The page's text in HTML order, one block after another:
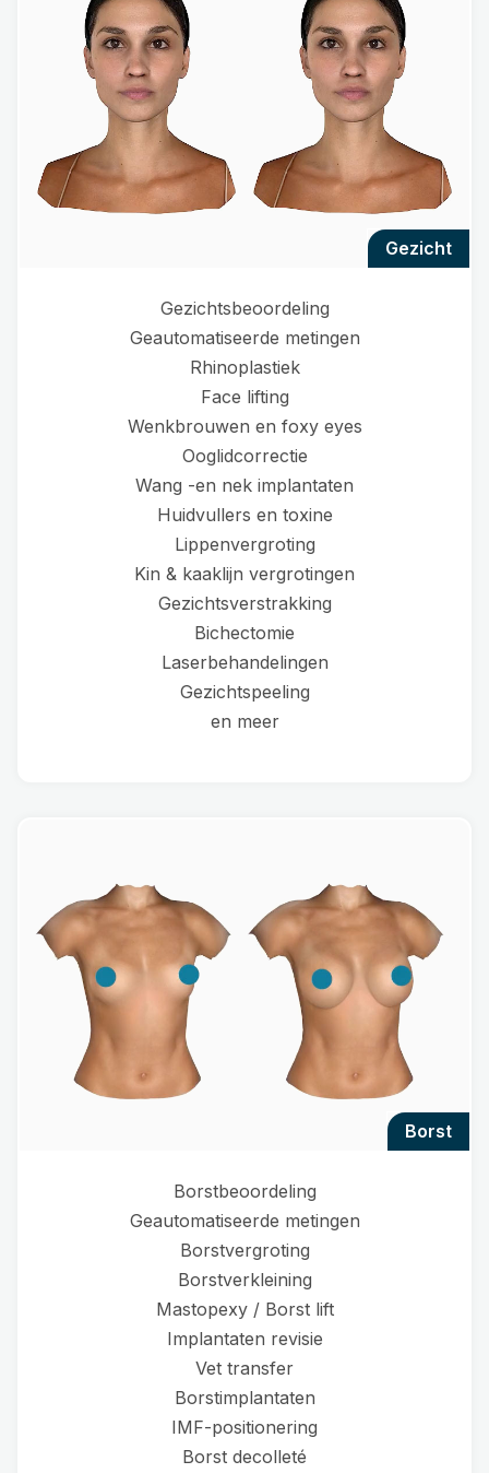
gezicht
Gezichtsbeoordeling
Geautomatiseerde metingen
Rhinoplastiek
Face lifting
Wenkbrouwen en foxy eyes
Ooglidcorrectie
Wang -en nek implantaten
Huidvullers en toxine
Lippenvergroting
Kin & kaaklijn vergrotingen
Gezichtsverstrakking
Bichectomie
Laserbehandelingen
Gezichtspeeling
en meer
borst
Borstbeoordeling
Geautomatiseerde metingen
Borstvergroting
Borstverkleining
Mastopexy / Borst lift
Implantaten revisie
Vet transfer
Borstimplantaten
IMF-positionering
Borst decolleté